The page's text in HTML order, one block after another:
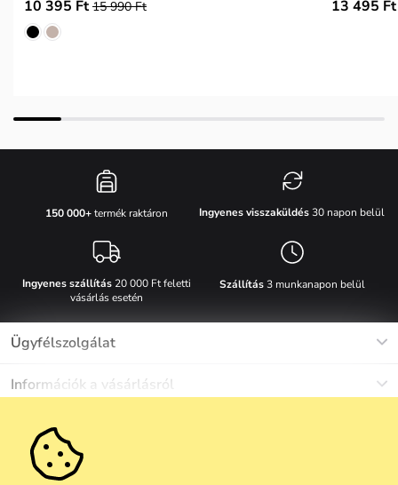
10 395 Ft 15 990 Ft 13 495 Ft
150 000+termék raktáron Ingyenes visszaküldés30 napon belül
Ingyenes szállítás20 000 Ft feletti
vásárlás esetén
Szállítás3 munkanapon belül
Ügyfélszolgálat
+36 1 808 9989
Információk a vásárlásról
Gyakori kérdések
Anyagok és karbantartás
Egyéb információk
Rólunk
Ne maradj le semmiről!